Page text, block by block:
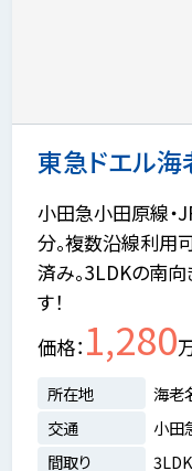
東急ドエル海
小田急小田原線・
分。複数沿線利用
済み。3LDKの南向
す！
価格 1,280
所在地
海老
交通
小田
間取り
3LDK